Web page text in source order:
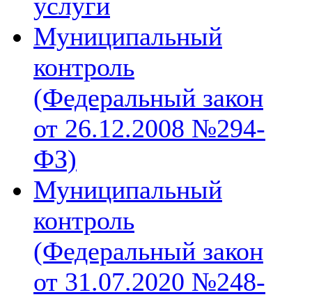
Муниципальный
контроль
(Федеральный закон
от 26.12.2008 №294-
ФЗ)
Муниципальный
контроль
(Федеральный закон
от 31.07.2020 №248-